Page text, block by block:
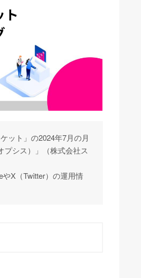
ット」の2024年7月の月
プシス）」（株式会社ス
X（Twitter）の運用情